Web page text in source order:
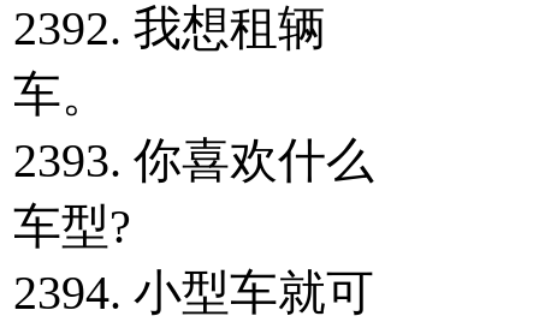
2392. 我想租辆
车。
2393. 你喜欢什么
车型?
2394. 小型车就可